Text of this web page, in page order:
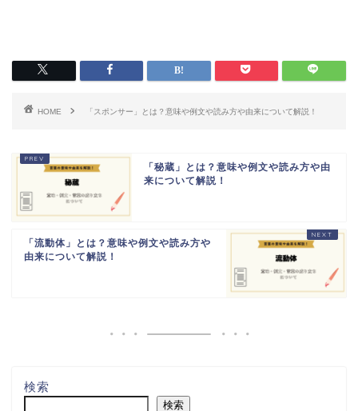
HOME 「スポンサー」とは？意味や例文や読み方や由来について解説！
「秘蔵」とは？意味や例文や読み方や由
来について解説！
「流動体」とは？意味や例文や読み方や
由来について解説！
検索
検索